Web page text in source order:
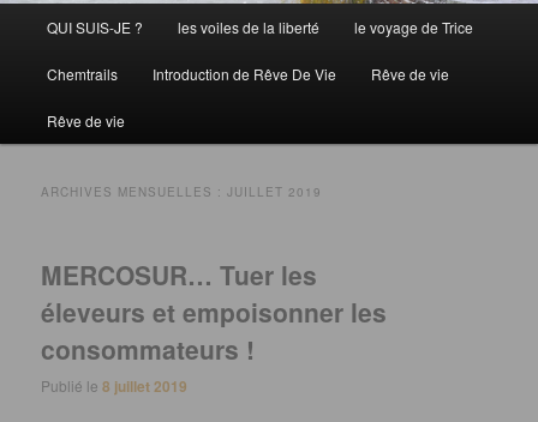
principal
QUI SUIS-JE ? les voiles de la liberté le voyage de Trice
Chemtrails Introduction de Rêve De Vie Rêve de vie
Rêve de vie
ARCHIVES MENSUELLES :JUILLET 2019
MERCOSUR… Tuer les
éleveurs et empoisonner les
consommateurs !
Publié le8 juillet 2019